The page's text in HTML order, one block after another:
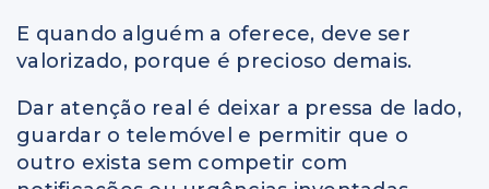
E quando alguém a oferece, deve ser
valorizado, porque é precioso demais.
Dar atenção real é deixar a pressa de lado,
guardar o telemóvel e permitir que o
outro exista sem competir com